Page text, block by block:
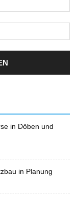
in Döben und
in Planung